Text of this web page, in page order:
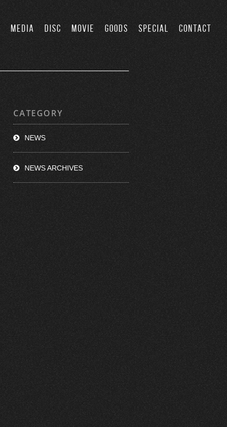
MEDIA DISC MOVIE GOODS SPECIAL CONTACT
CATEGORY
NEWS
NEWS ARCHIVES